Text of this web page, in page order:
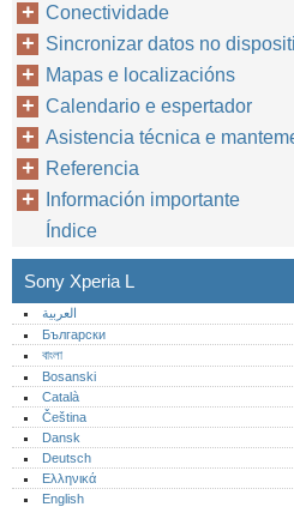
Conectividade
Sincronizar datos no
Mapas e localizacións
Calendario e espertador
Asistencia técnica e
Referencia
Información importante
Índice
Sony Xperia L
العربية
Български
বাংলা
Bosanski
Català
Čeština
Dansk
Deutsch
Ελληνικά
English